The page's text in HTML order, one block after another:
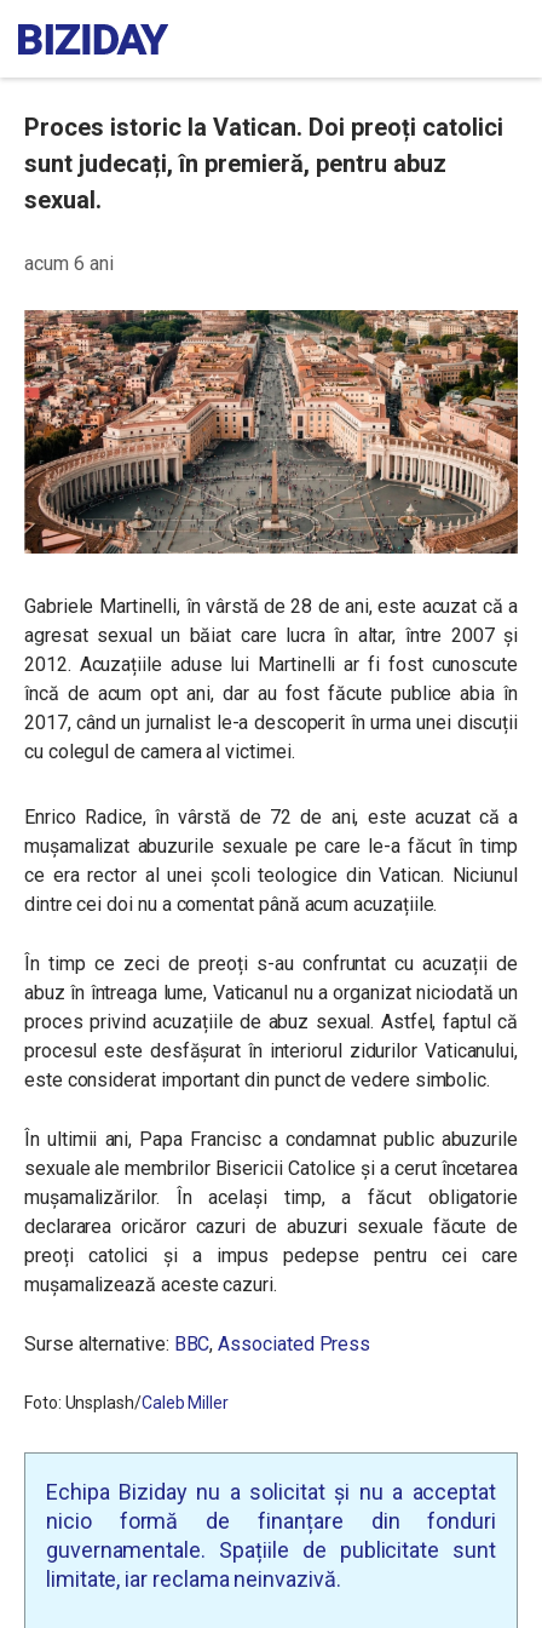
Proces istoric la Vatican. Doi preoți catolici
sunt judecați, în premieră, pentru abuz
sexual.
acum 6 ani
Gabriele Martinelli, în vârstă de 28 de ani, este acuzat că a
agresat sexual un băiat care lucra în altar, între 2007 și
2012. Acuzațiile aduse lui Martinelli ar fi fost cunoscute
încă de acum opt ani, dar au fost făcute publice abia în
2017, când un jurnalist le-a descoperit în urma unei discuții
cu colegul de camera al victimei.
Enrico Radice, în vârstă de 72 de ani, este acuzat că a
mușamalizat abuzurile sexuale pe care le-a făcut în timp
ce era rector al unei școli teologice din Vatican. Niciunul
dintre cei doi nu a comentat până acum acuzațiile.
În timp ce zeci de preoți s-au confruntat cu acuzații de
abuz în întreaga lume, Vaticanul nu a organizat niciodată un
proces privind acuzațiile de abuz sexual. Astfel, faptul că
procesul este desfășurat în interiorul zidurilor Vaticanului,
este considerat important din punct de vedere simbolic.
În ultimii ani, Papa Francisc a condamnat public abuzurile
sexuale ale membrilor Bisericii Catolice și a cerut încetarea
mușamalizărilor. În același timp, a făcut obligatorie
declararea oricăror cazuri de abuzuri sexuale făcute de
preoți catolici și a impus pedepse pentru cei care
mușamalizează aceste cazuri.
Surse alternative: BBC,Associated Press
Foto: Unsplash/Caleb Miller
Echipa Biziday nu a solicitat și nu a acceptat
nicio formă de finanțare din fonduri
guvernamentale. Spațiile de publicitate sunt
limitate, iar reclama neinvazivă.